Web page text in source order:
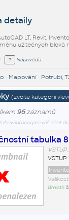
detaily
LT, Revit,
užitečných bloků
Nápověda
• Mapování• Potrubí,
(zvolte kategorii
96záznamů
není pro váš účet
tabulka 8
VSTUP
Velikost
Umístil: